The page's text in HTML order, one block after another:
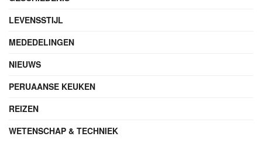
LEVENSSTIJL
MEDEDELINGEN
NIEUWS
PERUAANSE KEUKEN
REIZEN
WETENSCHAP & TECHNIEK